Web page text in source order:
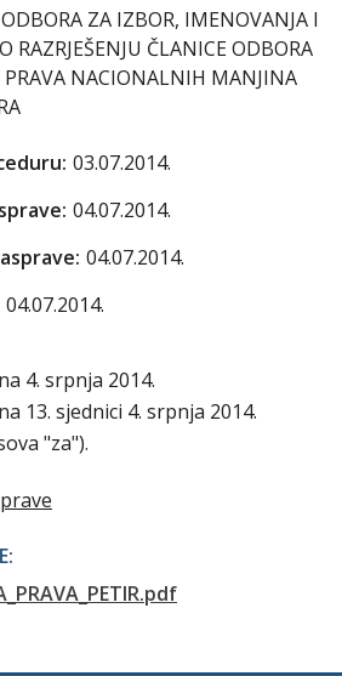
ZA IZBOR, IMENOVANJA I
RAZRJEŠENJU ČLANICE ODBORA
PRAVA NACIONALNIH MANJINA
03.07.2014.
04.07.2014.
04.07.2014.
04.07.2014.
4. srpnja 2014.
13. sjednici 4. srpnja 2014.
"za").